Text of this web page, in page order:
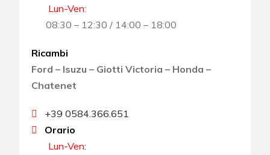
Lun-Ven:
08:30 – 12:30 / 14:00 – 18:00
Ricambi
Ford – Isuzu – Giotti Victoria – Honda –
Chatenet
+39 0584.366.651
Orario
Lun-Ven: